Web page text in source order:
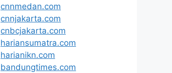
cnnmedan.com
cnnjakarta.com
cnbcjakarta.com
hariansumatra.com
harianikn.com
bandungtimes.com